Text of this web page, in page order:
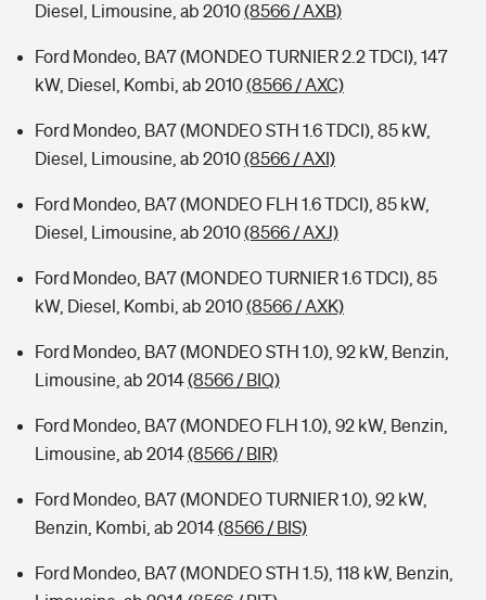
Diesel, Limousine, ab 2010(8566 / AXB)
Ford Mondeo, BA7 (MONDEO TURNIER 2.2 TDCI), 147
kW, Diesel, Kombi, ab 2010(8566 / AXC)
Ford Mondeo, BA7 (MONDEO STH 1.6 TDCI), 85 kW,
Diesel, Limousine, ab 2010(8566 / AXI)
Ford Mondeo, BA7 (MONDEO FLH 1.6 TDCI), 85 kW,
Diesel, Limousine, ab 2010(8566 / AXJ)
Ford Mondeo, BA7 (MONDEO TURNIER 1.6 TDCI), 85
kW, Diesel, Kombi, ab 2010(8566 / AXK)
Ford Mondeo, BA7 (MONDEO STH 1.0), 92 kW, Benzin,
Limousine, ab 2014(8566 / BIQ)
Ford Mondeo, BA7 (MONDEO FLH 1.0), 92 kW, Benzin,
Limousine, ab 2014(8566 / BIR)
Ford Mondeo, BA7 (MONDEO TURNIER 1.0), 92 kW,
Benzin, Kombi, ab 2014(8566 / BIS)
Ford Mondeo, BA7 (MONDEO STH 1.5), 118 kW, Benzin,